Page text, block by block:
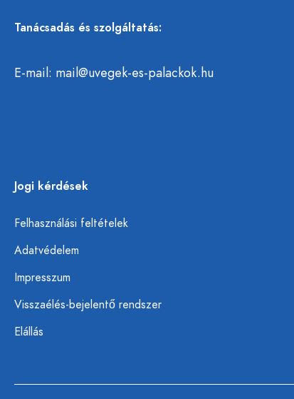
Tanácsadás és szolgáltatás:
E-mail: mail@uvegek-es-palackok.hu
Jogi kérdések
Felhasználási feltételek
Adatvédelem
Impresszum
Visszaélés-bejelentő rendszer
Elállás